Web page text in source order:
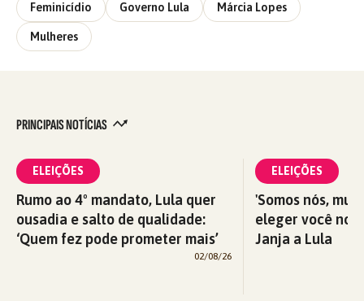
Feminicídio Governo Lula Márcia Lopes
Mulheres
PRINCIPAIS NOTÍCIAS
ELEIÇÕES
Rumo ao 4º mandato, Lula quer
ousadia e salto de qualidade:
‘Quem fez pode prometer mais’
02/08/26
ELEIÇÕES
'Somos nós,
eleger você
Janja a Lula